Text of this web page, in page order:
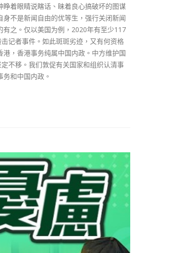
着眼睛说瞎话、昧着良心搞破坏的图谋
不是新闻自由的优等生，强行关闭新闻
之。仅以美国为例，2020年有至少117
记者事件。如此斑斑劣迹，又有何资格
，香港事务纯属中国内政。中方维护国
不移。我们敦促有关国家和组织认清事
和中国内政。